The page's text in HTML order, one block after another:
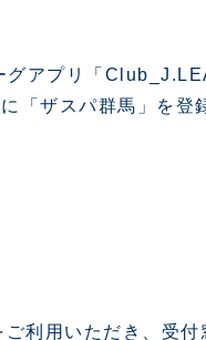
グアプリ「
「ザスパ群馬」を登
利用いただき、受